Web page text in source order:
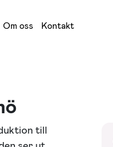
Om oss Kontakt
till